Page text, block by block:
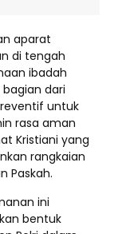
aparat
di tengah
ibadah
dari
untuk
rasa aman
Kristiani yang
rangkaian
Paskah.
ini
bentuk